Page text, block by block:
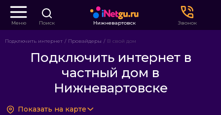
Меню Поиск Нижневартовск Звонок
Подключить интернет Провайдеры В свой дом
Подключить интернет в
частный дом в
Нижневартовске
Показать на карте